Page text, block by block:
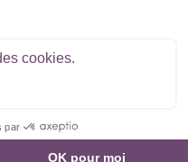
générales de
de vente